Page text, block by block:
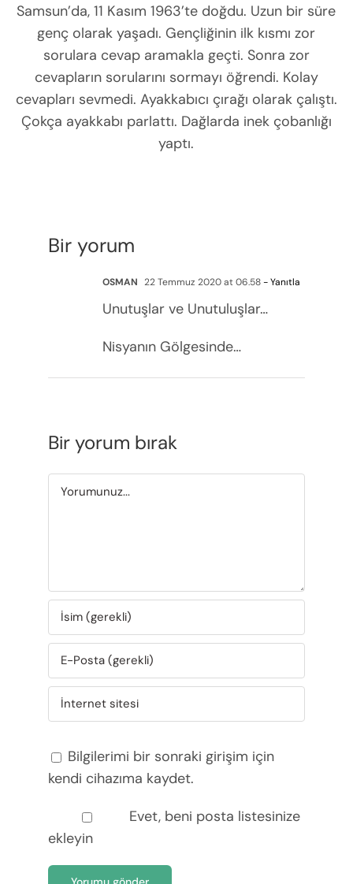
Samsun’da, 11 Kasım 1963’te doğdu. Uzun bir süre
genç olarak yaşadı. Gençliğinin ilk kısmı zor
sorulara cevap aramakla geçti. Sonra zor
cevapların sorularını sormayı öğrendi. Kolay
cevapları sevmedi. Ayakkabıcı çırağı olarak çalıştı.
Çokça ayakkabı parlattı. Dağlarda inek çobanlığı
yaptı.
Bir yorum
OSMAN 22 Temmuz 2020 at 06.58- Yanıtla
Unutuşlar ve Unutuluşlar…
Nisyanın Gölgesinde…
Bir yorum bırak
Yorum
Bilgilerimi bir sonraki girişim için
kendi cihazıma kaydet.
Evet, beni posta listesinize
ekleyin